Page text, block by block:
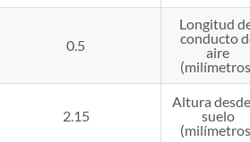
0.5
Longitud
conducto
aire
2.15
Altura
suelo